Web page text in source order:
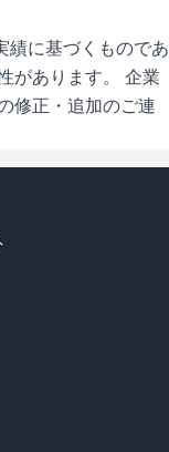
績に基づくものであ
があります。 企業
修正・追加のご連